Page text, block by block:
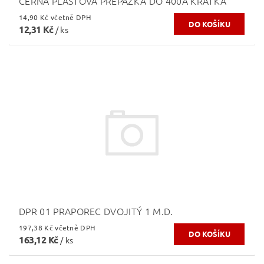
14,90 Kč včetně DPH
12,31 Kč / ks
DPR 01 PRAPOREC DVOJITÝ 1 M.D.
197,38 Kč včetně DPH
163,12 Kč / ks